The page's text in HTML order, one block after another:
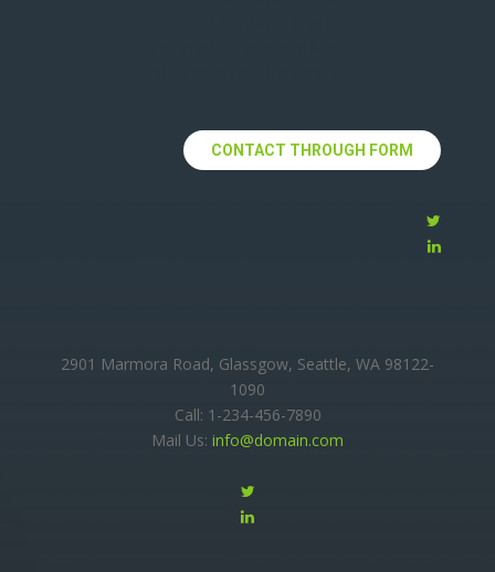
CONTACT THROUGH FORM
2901 Marmora Road, Glassgow, Seattle, WA 98122-
1090
Call: 1-234-456-7890
Mail Us: info@domain.com